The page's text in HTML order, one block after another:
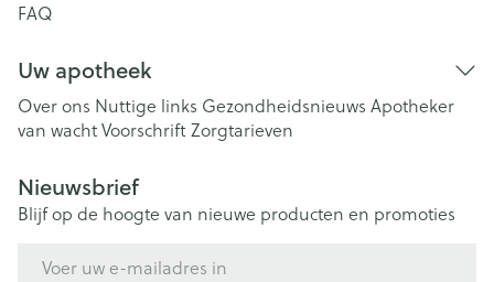
FAQ
Uw apotheek
Over ons Nuttige links Gezondheidsnieuws Apotheker
van wachtVoorschriftZorgtarieven
Nieuwsbrief
Blijf op de hoogte van nieuwe producten en promoties